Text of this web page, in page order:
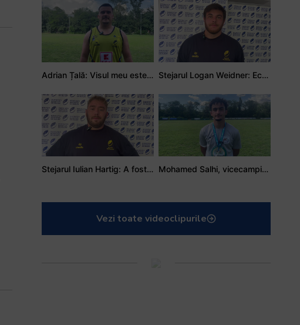
Adrian Țală: Visul meu este să debutez pentru România Stejarul Logan Weidner: Echipa a muncit mult, iar asta se va vedea în meciurile de la Nations Cup
Stejarul Iulian Hartig: A fost un turneu care a unit mai mult echipa Mohamed Salhi, vicecampion național juniori I: Rugby-ul te învață să accepți și înfrângerile
Vezi toate videoclipurile